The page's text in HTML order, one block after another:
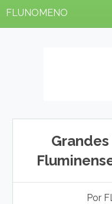
FLUNOMENO
Por